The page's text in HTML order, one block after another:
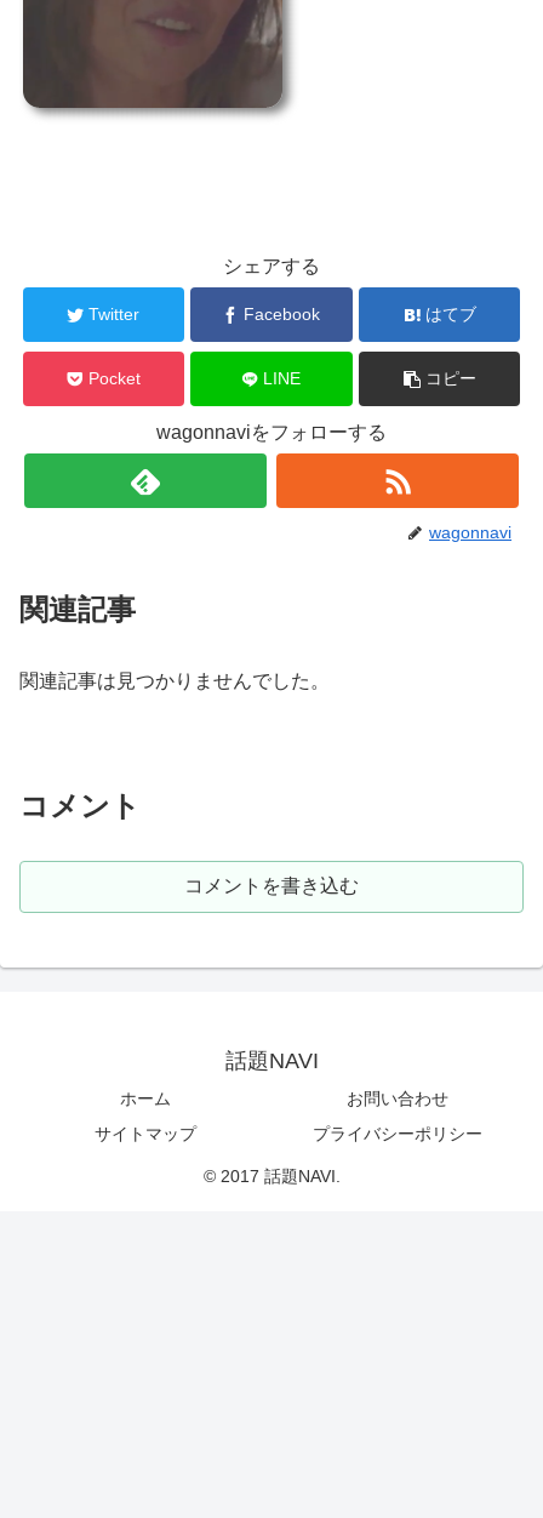
シェアする
Twitter Facebook はてブ
Pocket LINE コピー
wagonnaviをフォローする
wagonnavi
関連記事
関連記事は見つかりませんでした。
コメント
コメントを書き込む
話題NAVI
ホーム
お問い合わせ
サイトマップ
プライバシーポリシー
© 2017 話題NAVI.